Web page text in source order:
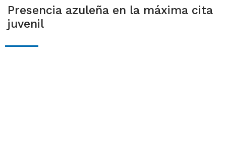
Presencia azuleña en la máxima cita
juvenil